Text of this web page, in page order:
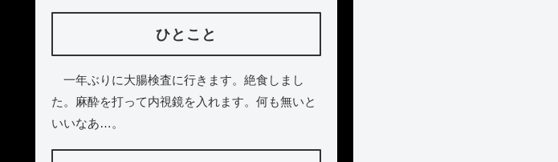
ひとこと
一年ぶりに大腸検査に行きます。絶食しまし
た。麻酔を打って内視鏡を入れます。何も無いと
いいなあ…。